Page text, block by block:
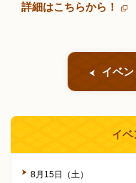
詳細はこちらから！
イベ
イベ
8月15日（土）